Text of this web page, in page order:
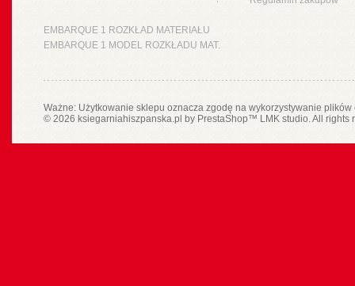
EMBARQUE 1 ROZKŁAD MATERIAŁU
EMBARQUE 1 MODEL ROZKŁADU MAT.
Ważne: Użytkowanie sklepu oznacza zgodę na wykorzystywanie
© 2026 ksiegarniahiszpanska.pl by PrestaShop™ LMK studio. All rights